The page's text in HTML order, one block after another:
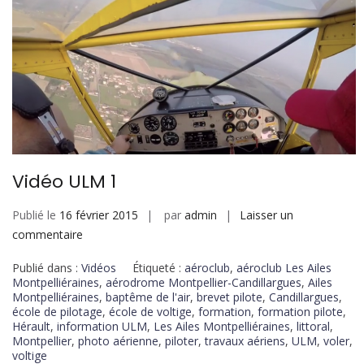
Vidéo ULM 1
Publié le 16 février 2015 par admin
Laisser un
commentaire
Publié dans : Vidéos Étiqueté : aéroclub, aéroclub Les Ailes
Montpelliéraines, aérodrome Montpellier-Candillargues, Ailes
Montpelliéraines, baptême de l'air, brevet pilote, Candillargues,
école de pilotage, école de voltige, formation, formation pilote,
Hérault, information ULM, Les Ailes Montpelliéraines, littoral,
Montpellier, photo aérienne, piloter,travaux aériens, ULM, voler,
voltige